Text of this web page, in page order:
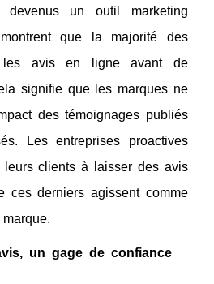
un outil marketing
que la majorité des
les avis en ligne avant de
signifie que les marques ne
des témoignages publiés
Les entreprises proactives
leurs clients à laisser des avis
ces derniers agissent comme
un gage de confiance